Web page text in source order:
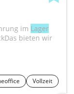
im Lager
bieten wir
Vollzeit